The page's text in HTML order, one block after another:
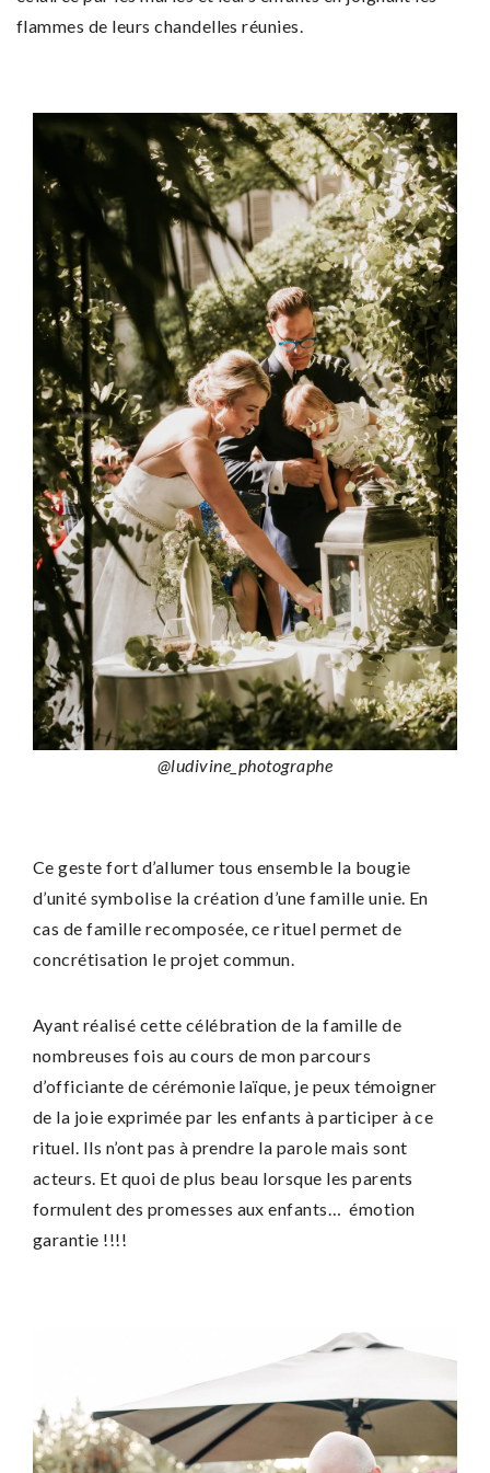
flammes de leurs chandelles réunies.
@ludivine_photographe
Ce geste fort d’allumer tous ensemble la bougie
d’unité symbolise la création d’une famille unie. En
cas de famille recomposée, ce rituel permet de
concrétisation le projet commun.
Ayant réalisé cette célébration de la famille de
nombreuses fois au cours de mon parcours
d’officiante de cérémonie laïque, je peux témoigner
de la joie exprimée par les enfants à participer à ce
rituel. Ils n’ont pas à prendre la parole mais sont
acteurs. Et quoi de plus beau lorsque les parents
formulent des promesses aux enfants… émotion
garantie !!!!